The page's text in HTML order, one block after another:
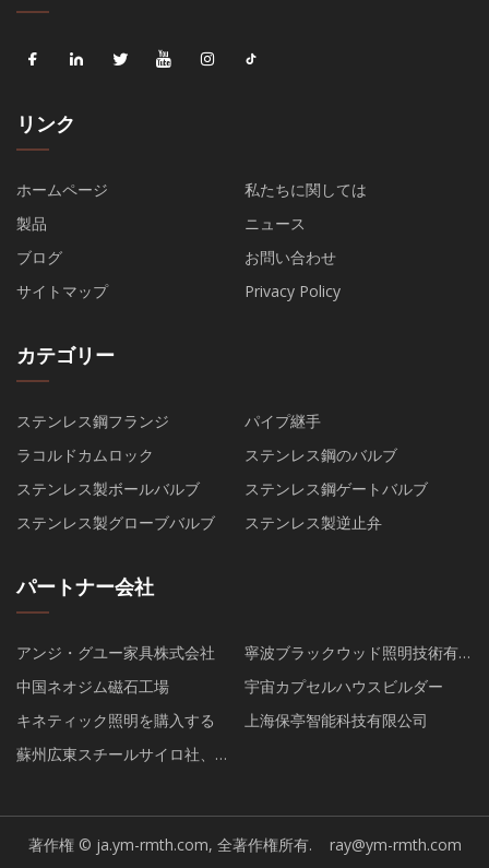
リンク
ホームページ
私たちに関しては
製品
ニュース
ブログ
お問い合わせ
サイトマップ
Privacy Policy
カテゴリー
ステンレス鋼フランジ
パイプ継手
ラコルドカムロック
ステンレス鋼のバルブ
ステンレス製ボールバルブ
ステンレス鋼ゲートバルブ
ステンレス製グローブバルブ
ステンレス製逆止弁
パートナー会社
アンジ・グユー家具株式会社
寧波ブラックウッド照明技術有
限公司
中国ネオジム磁石工場
宇宙カプセルハウスビルダー
キネティック照明を購入する
上海保亭智能科技有限公司
蘇州広東スチールサイロ社、
著作権 © ja.ym-rmth.com, 全著作権所有. ray@ym-rmth.com